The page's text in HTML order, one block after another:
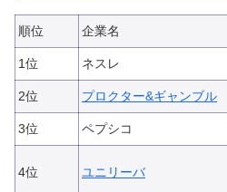
順位 企業名
1位 ネスレ
2位 プロクター&ギャンブル
3位 ペプシコ
4位 ユニリーバ